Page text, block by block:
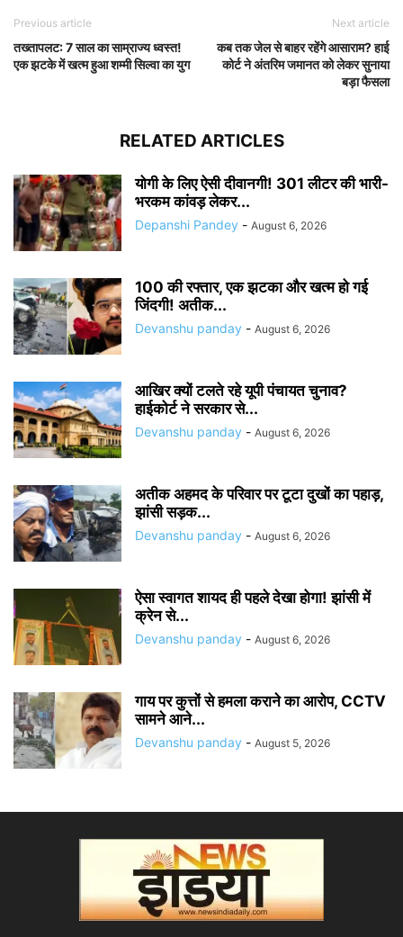
Previous article
तख्तापलट: 7 साल का साम्राज्य ध्वस्त!
एक झटके में खत्म हुआ शम्मी सिल्वा का युग
Next article
कब तक जेल से बाहर रहेंगे आसाराम? हाई
कोर्ट ने अंतरिम जमानत को लेकर सुनाया
बड़ा फैसला
RELATED ARTICLES
योगी के लिए ऐसी दीवानगी! 301 लीटर की भारी-
भरकम कांवड़ लेकर...
Depanshi Pandey - August 6, 2026
100 की रफ्तार, एक झटका और खत्म हो गई
जिंदगी! अतीक...
Devanshu panday - August 6, 2026
आखिर क्यों टलते रहे यूपी पंचायत चुनाव?
हाईकोर्ट ने सरकार से...
Devanshu panday - August 6, 2026
अतीक अहमद के परिवार पर टूटा दुखों का पहाड़,
झांसी सड़क...
Devanshu panday - August 6, 2026
ऐसा स्वागत शायद ही पहले देखा होगा! झांसी में
क्रेन से...
Devanshu panday - August 6, 2026
गाय पर कुत्तों से हमला कराने का आरोप, CCTV
सामने आने...
Devanshu panday - August 5, 2026